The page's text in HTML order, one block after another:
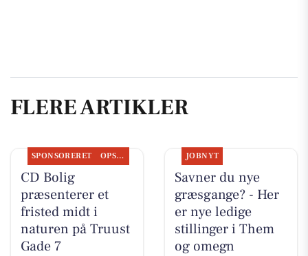
FLERE ARTIKLER
SPONSORERET OPSLAGSTAVLEN
CD Bolig
præsenterer et
fristed midt i
naturen på Truust
Gade 7
JOBNYT
Savner du nye
græsgange? - Her
er nye ledige
stillinger i Them
og omegn